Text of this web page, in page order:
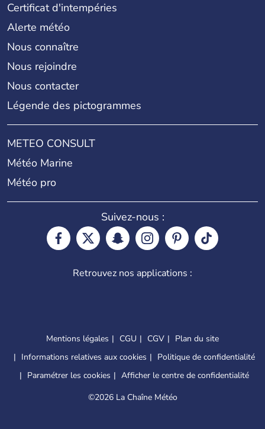
Certificat d'intempéries
Alerte météo
Nous connaître
Nous rejoindre
Nous contacter
Légende des pictogrammes
METEO CONSULT
Météo Marine
Météo pro
Suivez-nous :
Retrouvez nos applications :
Mentions légales CGU CGV
Plan du site
Informations relatives aux cookies
Politique de confidentialité
Paramétrer les cookies
Afficher le centre de confidentialité
©2026 La Chaîne Météo